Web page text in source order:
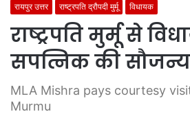
रायपुर उत्तर
राष्ट्रपति द्रौपदी मुर्मू विधायक
राष्ट्रपति मुर्मू से
सपत्निक की
MLA Mishra pays courtesy
Murmu